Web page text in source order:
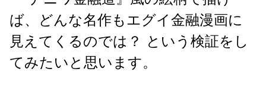
ば、どんな名作もエグイ金融漫画に
見えてくるのでは？ という検証をし
てみたいと思います。